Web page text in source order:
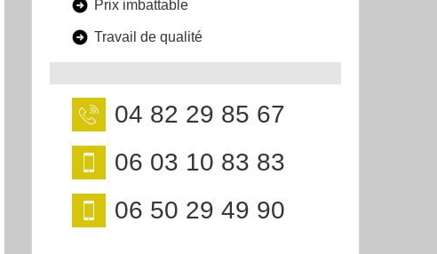
Prix imbattable
Travail de qualité
04 82 29 85 67
06 03 10 83 83
06 50 29 49 90